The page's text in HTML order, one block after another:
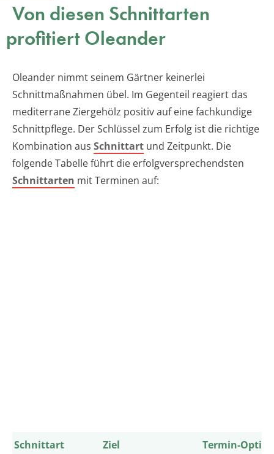
Von diesen Schnittarten
profitiert Oleander
Oleander nimmt seinem Gärtner keinerlei
Schnittmaßnahmen übel. Im Gegenteil reagiert das
mediterrane Ziergehölz positiv auf eine fachkundige
Schnittpflege. Der Schlüssel zum Erfolg ist die richtige
Kombination aus Schnittart und Zeitpunkt. Die
folgende Tabelle führt die erfolgversprechendsten
Schnittarten mit Terminen auf:
Schnittart Ziel Termin-